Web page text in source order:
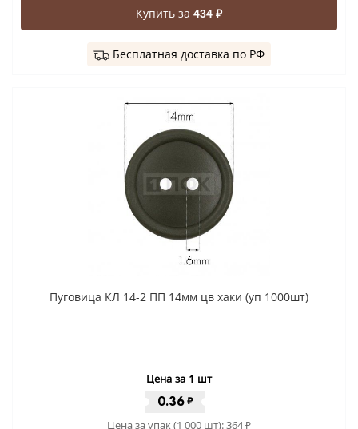
Купить за 434 ₽
Бесплатная доставка по РФ
Пуговица КЛ 14-2 ПП 14мм цв хаки (уп 1000шт)
Цена за 1 шт
0.36 ₽
Цена за упак (1 000 шт):364₽